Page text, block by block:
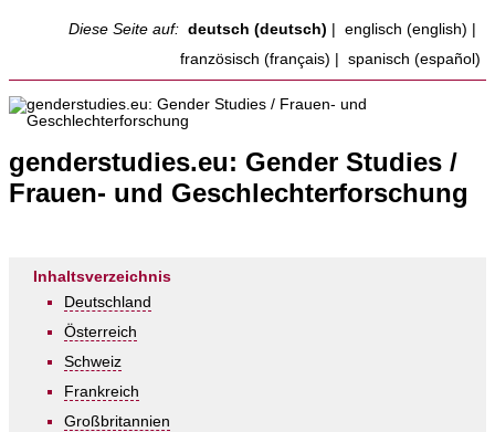
Diese Seite auf: deutsch (deutsch) englisch (english)
französisch (français)
spanisch (español)
genderstudies.eu: Gender Studies /
Frauen- und Geschlechterforschung
Inhaltsverzeichnis
Deutschland
Österreich
Schweiz
Frankreich
Großbritannien